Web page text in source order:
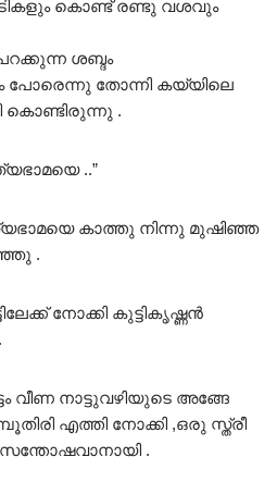
കൊണ്ട് രണ്ടു വശവും
ശബ്ദം
പോരെന്നു തോന്നി കയ്യിലെ
കൊണ്ടിരുന്നു .
..”
കാത്തു നിന്നു മുഷിഞ്ഞ
.
നോക്കി കുട്ടികൃഷ്ണൻ
വീണ നാട്ടുവഴിയുടെ അങ്ങേ
എത്തി നോക്കി ,ഒരു സ്ത്രീ
.